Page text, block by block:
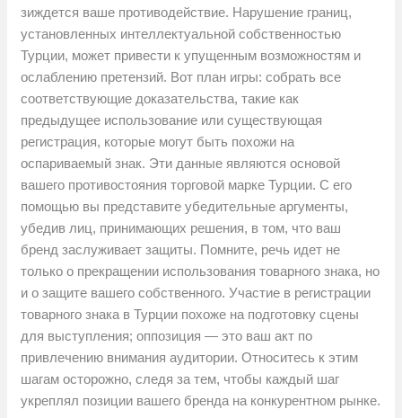
зиждется ваше противодействие. Нарушение границ,
установленных интеллектуальной собственностью
Турции, может привести к упущенным возможностям и
ослаблению претензий. Вот план игры: собрать все
соответствующие доказательства, такие как
предыдущее использование или существующая
регистрация, которые могут быть похожи на
оспариваемый знак. Эти данные являются основой
вашего противостояния торговой марке Турции. С его
помощью вы представите убедительные аргументы,
убедив лиц, принимающих решения, в том, что ваш
бренд заслуживает защиты. Помните, речь идет не
только о прекращении использования товарного знака, но
и о защите вашего собственного. Участие в регистрации
товарного знака в Турции похоже на подготовку сцены
для выступления; оппозиция — это ваш акт по
привлечению внимания аудитории. Относитесь к этим
шагам осторожно, следя за тем, чтобы каждый шаг
укреплял позиции вашего бренда на конкурентном рынке.